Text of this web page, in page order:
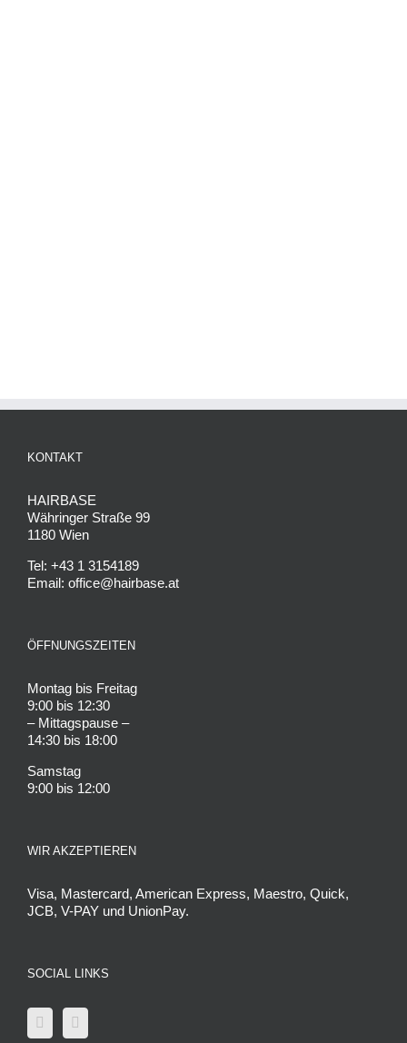
KONTAKT
HAIRBASE
Währinger Straße 99
1180 Wien
Tel: +43 1 3154189
Email: office@hairbase.at
ÖFFNUNGSZEITEN
Montag bis Freitag
9:00 bis 12:30
– Mittagspause –
14:30 bis 18:00
Samstag
9:00 bis 12:00
WIR AKZEPTIEREN
Visa, Mastercard, American Express, Maestro, Quick,
JCB, V-PAY und UnionPay.
SOCIAL LINKS